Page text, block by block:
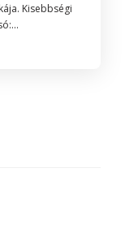
Kisebbségi